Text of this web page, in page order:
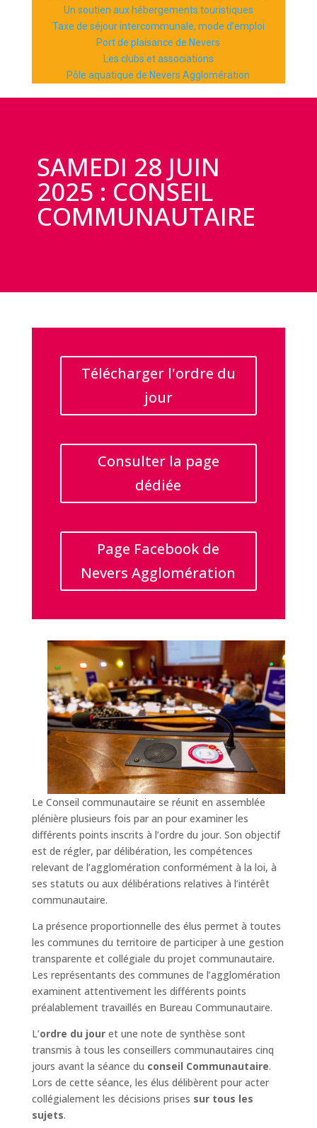
Un soutien aux hébergements touristiques
Taxe de séjour intercommunale, mode d’emploi
Port de plaisance de Nevers
Les clubs et associations
Pôle aquatique de Nevers Agglomération
SAMEDI 28 JUIN
2025 : CONSEIL
COMMUNAUTAIRE
Télécharger l'ordre du
jour
Consulter la page
dédiée
Page Facebook de
Nevers Agglomération
Le Conseil communautaire se réunit en assemblée
plénière plusieurs fois par an pour examiner les
différents points inscrits à l’ordre du jour. Son objectif
est de régler, par délibération, les compétences
relevant de l’agglomération conformément à la loi, à
ses statuts ou aux délibérations relatives à l’intérêt
communautaire.
La présence proportionnelle des élus permet à toutes
les communes du territoire de participer à une gestion
transparente et collégiale du projet communautaire.
Les représentants des communes de l’agglomération
examinent attentivement les différents points
préalablement travaillés en Bureau Communautaire.
L’ordre du jouret une note de synthèse sont
transmis à tous les conseillers communautaires cinq
jours avant la séance du conseil Communautaire.
Lors de cette séance, les élus délibèrent pour acter
collégialement les décisions prises sur tous les
sujets.